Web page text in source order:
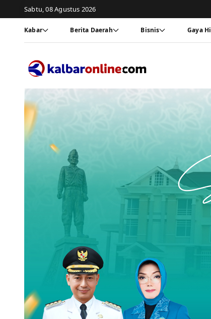
Sabtu, 08 Agustus 2026
Kabar Berita Daerah Bisnis Gaya